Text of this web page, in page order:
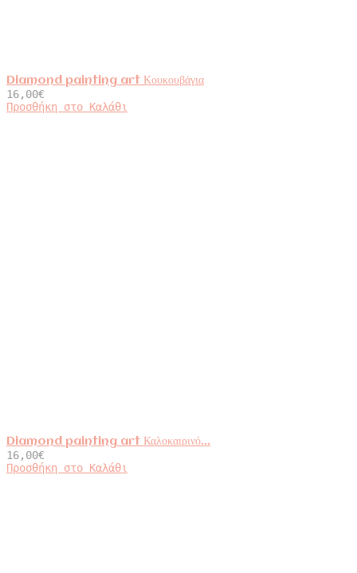
Diamond painting art Κουκουβάγια
16,00€
Προσθήκη στο Καλάθι
Diamond painting art Καλοκαιρινό...
16,00€
Προσθήκη στο Καλάθι